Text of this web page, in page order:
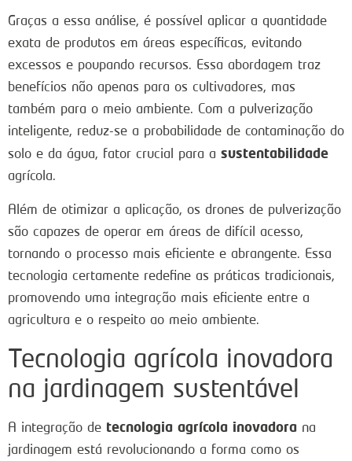
Graças a essa análise, é possível aplicar a quantidade
exata de produtos em áreas específicas, evitando
excessos e poupando recursos. Essa abordagem traz
benefícios não apenas para os cultivadores, mas
também para o meio ambiente. Com a pulverização
inteligente, reduz-se a probabilidade de contaminação do
solo e da água, fator crucial para a sustentabilidade
agrícola.
Além de otimizar a aplicação, os drones de pulverização
são capazes de operar em áreas de difícil acesso,
tornando o processo mais eficiente e abrangente. Essa
tecnologia certamente redefine as práticas tradicionais,
promovendo uma integração mais eficiente entre a
agricultura e o respeito ao meio ambiente.
Tecnologia agrícola inovadora
na jardinagem sustentável
A integração de tecnologia agrícola inovadora na
jardinagem está revolucionando a forma como os